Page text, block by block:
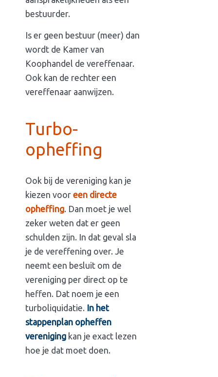
bestuurder.
Is er geen bestuur (meer) dan
wordt de Kamer van
Koophandel de vereffenaar.
Ook kan de rechter een
vereffenaar aanwijzen.
Turbo-
opheffing
Ook bij de vereniging kan je
kiezen voor een directe
opheffing. Dan moet je wel
zeker weten dat er geen
schulden zijn. In dat geval sla
je de vereffening over. Je
neemt een besluit om de
vereniging per direct op te
heffen. Dat noem je een
turboliquidatie. In het
stappenplan opheffen
vereniging kan je exact lezen
hoe je dat moet doen.